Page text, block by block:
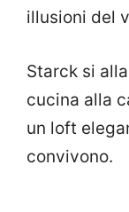
illusioni del
Starck si
cucina alla
un loft
convivono.